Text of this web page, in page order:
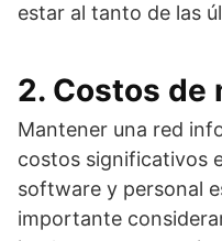
estar al tanto de las
2. Costos de
Mantener una red
costos significativos
software y personal
importante